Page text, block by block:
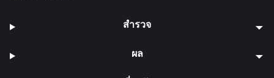
สำรวจ
ผล